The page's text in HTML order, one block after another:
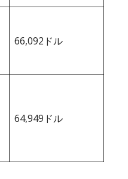
66,092ドル
64,949ドル